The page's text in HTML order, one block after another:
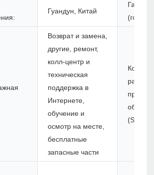
Гуандун, Китай
(год):
Возврат и замена,
другие, ремонт,
колл-центр и
техническая
поддержка в
Интернете,
обучение и
осмотр на месте,
бесплатные
запасные части
(SDK):